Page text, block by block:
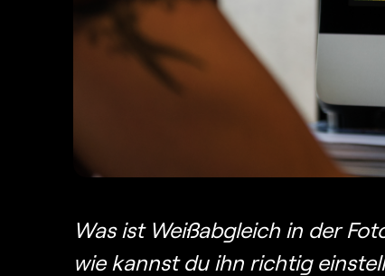
Was ist Weißabgleich in der
wie kannst du ihn richtig